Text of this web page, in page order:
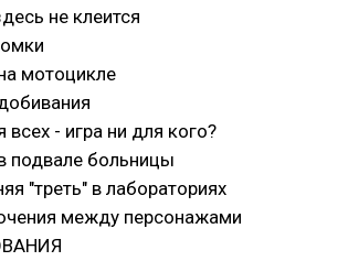
не клеится
мотоцикле
- игра ни для кого?
подвале больницы
"треть" в лабораториях
между персонажами